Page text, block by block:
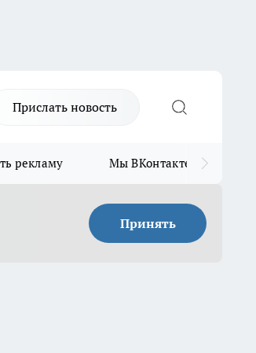
Прислать новость
рекламу Мы ВКонтакте
Принять